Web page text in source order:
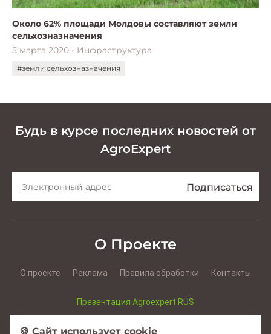
Около 62% площади Молдовы составляют земли
сельхозназначения
5 марта 2020 - Инфраструктура
#земли сельхозназначения
Будь в курсе последних новостей от
AgroExpert
О Проекте
О проекте Реклама Правила обработки Контакты
Презентация Agroexpert RUS
🍪 Сайт использует cookie